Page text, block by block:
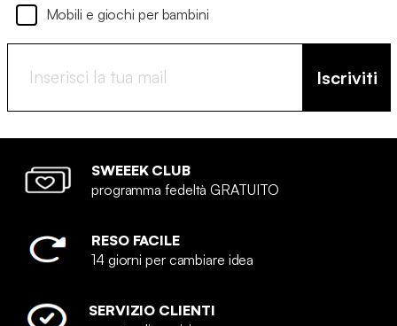
Mobili e giochi per bambini
Iscriviti
SWEEEK CLUB
programma fedeltà GRATUITO
RESO FACILE
14 giorni per cambiare idea
SERVIZIO CLIENTI